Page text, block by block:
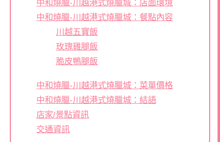
中和燒臘-川越港式燒臘城：店面環境
中和燒臘-川越港式燒臘城：餐點內容
川越五寶飯
玫瑰雞腿飯
脆皮鴨腿飯
中和燒臘-川越港式燒臘城：菜單價格
中和燒臘-川越港式燒臘城：結語
店家/景點資訊
交通資訊